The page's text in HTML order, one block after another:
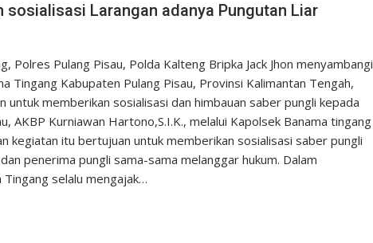
sosialisasi Larangan adanya Pungutan Liar
Polres Pulang Pisau, Polda Kalteng Bripka Jack Jhon menyambangi
Tingang Kabupaten Pulang Pisau, Provinsi Kalimantan Tengah,
memberikan sosialisasi dan himbauan saber pungli kepada
AKBP Kurniawan Hartono,S.I.K., melalui Kapolsek Banama tingang
kegiatan itu bertujuan untuk memberikan sosialisasi saber pungli
penerima pungli sama-sama melanggar hukum. Dalam
selalu mengajak…